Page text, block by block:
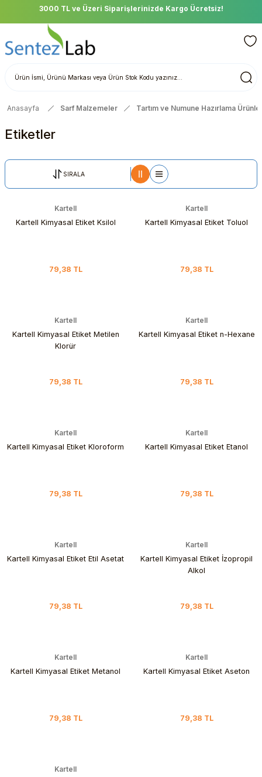
3000 TL ve Üzeri Siparişlerinizde Kargo Ücretsiz!
Anasayfa Sarf Malzemeler Tartım ve Numune Hazırlama
Etiketler
SIRALA
Kartell
Kartell Kimyasal Etiket Ksilol
79,38 TL
Kartell
Kartell Kimyasal Etiket Toluol
79,38 TL
Kartell
Kartell Kimyasal Etiket Metilen
Klorür
79,38 TL
Kartell
Kartell Kimyasal Etiket n-Hexane
79,38 TL
Kartell
Kartell Kimyasal Etiket Kloroform
79,38 TL
Kartell
Kartell Kimyasal Etiket Etanol
79,38 TL
Kartell
Kartell Kimyasal Etiket Etil Asetat
79,38 TL
Kartell
Kartell Kimyasal Etiket İzopropil
Alkol
79,38 TL
Kartell
Kartell Kimyasal Etiket Metanol
79,38 TL
Kartell
Kartell Kimyasal Etiket Aseton
79,38 TL
Kartell